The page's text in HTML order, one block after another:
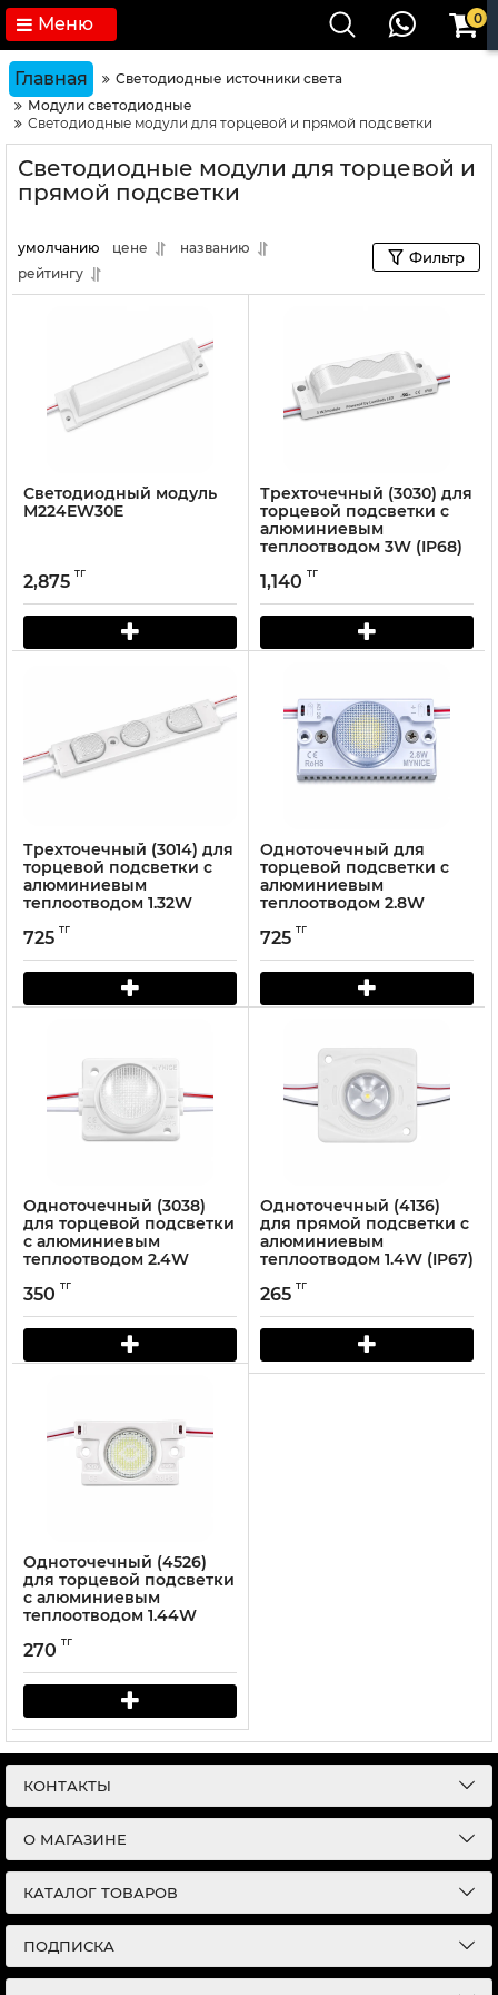
Меню 0
Главная
Светодиодные источники света
Модули светодиодные
Светодиодные модули для торцевой и прямой подсветки
Светодиодные модули для торцевой и
прямой подсветки
умолчанию цене
названию
рейтингу
Фильтр
Светодиодный модуль
M224EW30E
2,875 тг
Трехточечный (3030) для
торцевой подсветки с
алюминиевым
теплоотводом 3W (IP68)
1,140 тг
Трехточечный (3014) для
торцевой подсветки с
алюминиевым
теплоотводом 1.32W
725 тг
Одноточечный для
торцевой подсветки с
алюминиевым
теплоотводом 2.8W
725 тг
Одноточечный (3038)
для торцевой подсветки
с алюминиевым
теплоотводом 2.4W
350 тг
Одноточечный (4136)
для прямой подсветки с
алюминиевым
теплоотводом 1.4W (IP67)
265 тг
Одноточечный (4526)
для торцевой подсветки
с алюминиевым
теплоотводом 1.44W
270 тг
КОНТАКТЫ
О МАГАЗИНЕ
КАТАЛОГ ТОВАРОВ
ПОДПИСКА